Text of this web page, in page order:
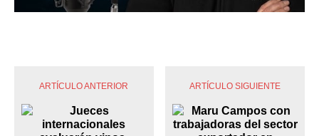
ARTÍCULO ANTERIOR ARTÍCULO SIGUIENTE